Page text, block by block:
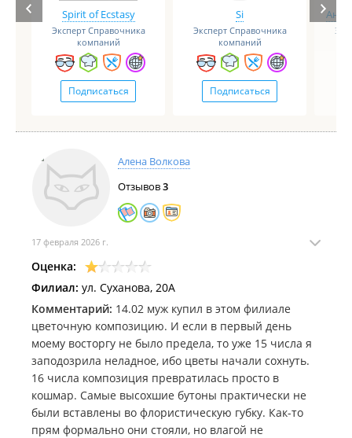
Spirit of Ecstasy
Эксперт Справочника
компаний
Подписаться
Si
Эксперт Справочника
компаний
Подписаться
Алена Волкова
Отзывов3
17 февраля 2026 г.
Оценка:
Филиал: ул. Суханова, 20А
Комментарий: 14.02 муж купил в этом филиале
цветочную композицию. И если в первый день
моему восторгу не было предела, то уже 15 числа я
заподозрила неладное, ибо цветы начали сохнуть.
16 числа композиция превратилась просто в
кошмар. Самые высохшие бутоны практически не
были вставлены во флористическую губку. Как-то
прям формально они стояли, но влагой не